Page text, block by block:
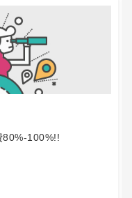
80%-100%!!